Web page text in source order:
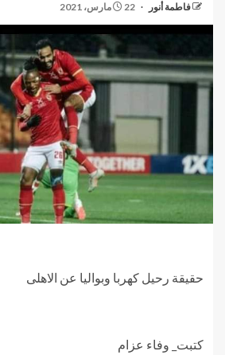
فاطمة أنور 22 مارس، 2021
حقيقة رحيل كهربا وبواليا عن الاهلى
كتبت_ وفاء عزام